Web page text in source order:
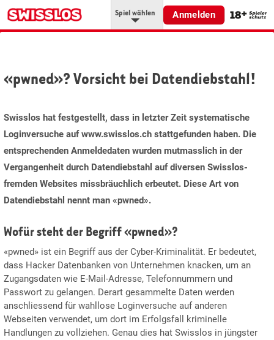
Spiel wählen Anmelden
«pwned»? Vorsicht bei Datendiebstahl!
Swisslos hat festgestellt, dass in letzter Zeit systematische
Loginversuche auf www.swisslos.ch stattgefunden haben. Die
entsprechenden Anmeldedaten wurden mutmasslich in der
Vergangenheit durch Datendiebstahl auf diversen Swisslos-
fremden Websites missbräuchlich erbeutet. Diese Art von
Datendiebstahl nennt man «pwned».
Wofür steht der Begriff «pwned»?
«pwned» ist ein Begriff aus der Cyber-Kriminalität. Er bedeutet,
dass Hacker Datenbanken von Unternehmen knacken, um an
Zugangsdaten wie E-Mail-Adresse, Telefonnummern und
Passwort zu gelangen. Derart gesammelte Daten werden
anschliessend für wahllose Loginversuche auf anderen
Webseiten verwendet, um dort im Erfolgsfall kriminelle
Handlungen zu vollziehen. Genau dies hat Swisslos in jüngster